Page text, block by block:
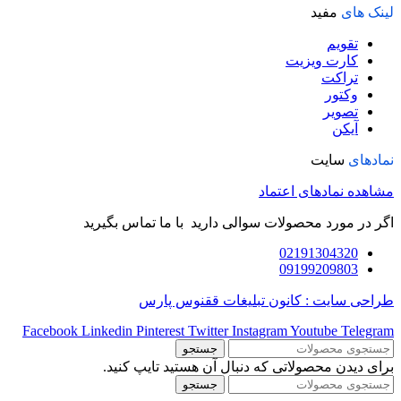
لینک های مفید
تقویم
کارت ویزیت
تراکت
وکتور
تصویر
آیکن
نمادهای سایت
مشاهده نمادهای اعتماد
اگر در مورد محصولات سوالی دارید با ما تماس بگیرید
02191304320
09199209803
طراحی سایت : کانون تبلیغات ققنوس پارس
Facebook Linkedin Pinterest Twitter InstagramYoutube Telegram
جستجو
برای دیدن محصولاتی که دنبال آن هستید تایپ کنید.
جستجو